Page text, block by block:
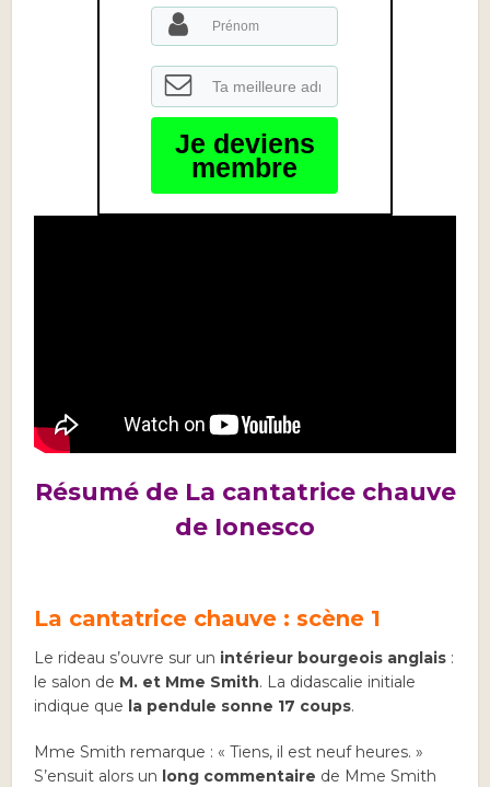
Je deviens
membre
Résumé de La cantatrice chauve
de Ionesco
La cantatrice chauve : scène 1
Le rideau s’ouvre sur un intérieur bourgeois anglais :
le salon de M. et Mme Smith. La didascalie initiale
indique que la pendule sonne 17 coups.
Mme Smith remarque : « Tiens, il est neuf heures. »
S’ensuit alors un long commentaire de Mme Smith